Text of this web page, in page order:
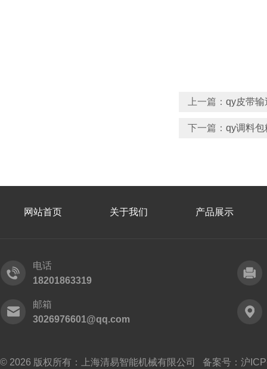
上一篇： qy皮带输
下一篇： qy调料包
网站首页 关于我们 产品展示
电话
18201863319
邮箱
3026976601@qq.com
© 2026 版权所有：上海清易智能机械有限公司 备案号： 沪